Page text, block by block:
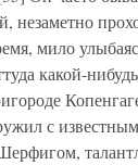
незаметно
мило
какой-
с